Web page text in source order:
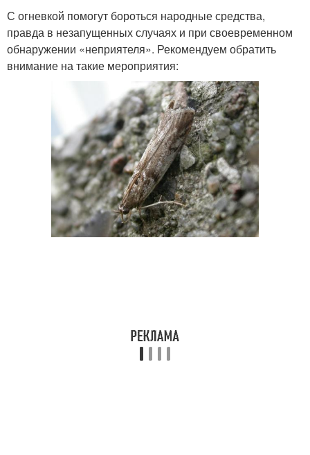
С огневкой помогут бороться народные средства,
правда в незапущенных случаях и при своевременном
обнаружении «неприятеля». Рекомендуем обратить
внимание на такие мероприятия: